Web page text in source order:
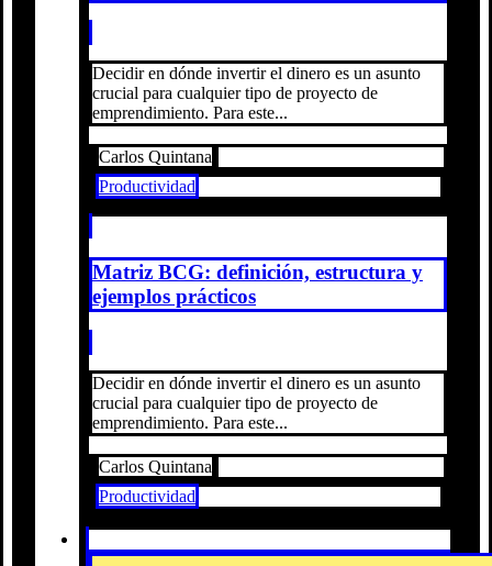
Decidir en dónde invertir el dinero es un asunto
crucial para cualquier tipo de proyecto de
emprendimiento. Para este...
Carlos Quintana
Productividad
Matriz BCG: definición, estructura y
ejemplos prácticos
Decidir en dónde invertir el dinero es un asunto
crucial para cualquier tipo de proyecto de
emprendimiento. Para este...
Carlos Quintana
Productividad